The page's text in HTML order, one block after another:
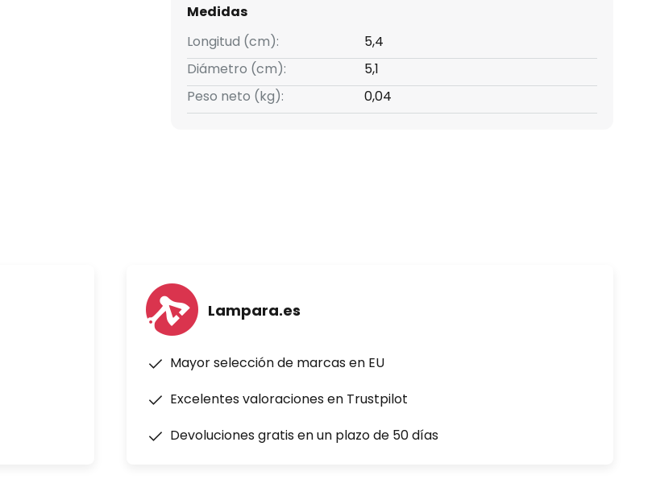
Medidas
Longitud (cm):
5,4
Diámetro (cm):
5,1
Peso neto (kg):
0,04
Lampara.es
Mayor selección de marcas en EU
Excelentes valoraciones en Trustpilot
Devoluciones gratis en un plazo de 50 días